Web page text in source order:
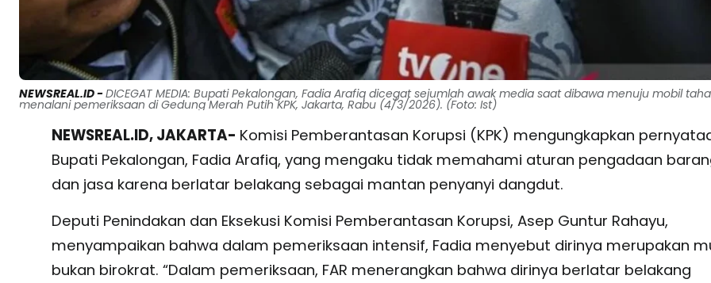
NEWSREAL.ID -DICEGAT MEDIA: Bupati Pekalongan, Fadia Arafiq dicegat sejumlah awak media saat dibawa menuju mobil
menalani pemeriksaan di Gedung Merah Putih KPK, Jakarta, Rabu (4/3/2026). (Foto: Ist)
NEWSREAL.ID, JAKARTA- Komisi Pemberantasan Korupsi (KPK) mengungkapkan
Bupati Pekalongan, Fadia Arafiq, yang mengaku tidak memahami aturan pengadaan
dan jasa karena berlatar belakang sebagai mantan penyanyi dangdut.
Deputi Penindakan dan Eksekusi Komisi Pemberantasan Korupsi, Asep Guntur Rahayu,
menyampaikan bahwa dalam pemeriksaan intensif, Fadia menyebut dirinya merupakan
bukan birokrat. “Dalam pemeriksaan, FAR menerangkan bahwa dirinya berlatar belakang